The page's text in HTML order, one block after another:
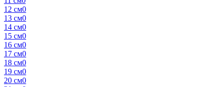
12 см0
13 см0
14 см0
15 см0
16 см0
17 см0
18 см0
19 см0
20 см0